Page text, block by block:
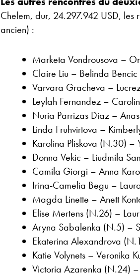
Chelem, dur, 24.297.942 USD, les
ancien) :
Marketa Vondrousova –
Claire Liu – Belinda
Varvara Gracheva –
Leylah Fernandez –
Nuria Parrizas Diaz –
Linda Fruhvirtova –
Karolina Pliskova (N.30) –
Donna Vekic – Liudmila
Camila Giorgi – Anna
Irina-Camelia Begu –
Magda Linette – Anett
Elise Mertens (N.26) –
Aryna Sabalenka (N.5) –
Ekaterina Alexandrova
Katie Volynets – Veronika
Victoria Azarenka (N.24)